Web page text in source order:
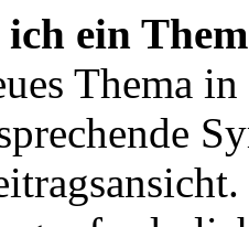
ein
Thema